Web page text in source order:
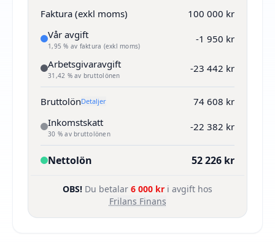
Faktura (exkl moms)
100 000 kr
Vår avgift
1,95 % av faktura (exkl moms)
-1 950 kr
Arbetsgivaravgift
31,42 % av bruttolönen
-23 442 kr
BruttolönDetaljer
74 608 kr
Inkomstskatt
30 % av bruttolönen
-22 382 kr
Nettolön 52 226 kr
OBS! Du betalar 6 000 kr i avgift hos
Frilans Finans